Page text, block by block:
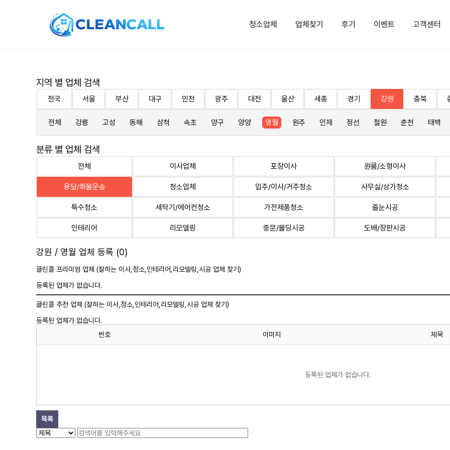
청소업체 업체찾기 후기 이벤트 고객센터
지역 별 업체 검색
전국 서울 부산 대구 인천 광주 대전 울산 세종 경기 강원 충북
전체 강릉 고성 동해 삼척 속초 양구 양양 영월 원주 인제 정선 철원 춘천 태백
분류 별 업체 검색
전체 이사업체 포장이사 원룸/소형이사
용달/화물운송 청소업체 입주/이사/거주청소 사무실/상가청소
특수청소 세탁기/에어컨청소 가전제품청소 줄눈시공
인테리어 리모델링 중문/몰딩시공 도배/장판시공
강원 / 영월 업체 등록 (0)
클린콜 프리미엄 업체 (잘하는 이사, 청소 ,인테리어,리모델링,시공 업체 찾기)
등록된 업체가 없습니다.
클린콜 추천 업체 (잘하는 이사, 청소 ,인테리어,리모델링,시공 업체 찾기)
등록된 업체가 없습니다.
번호
이미지 제목
등록된 업체가 없습니다.
목록